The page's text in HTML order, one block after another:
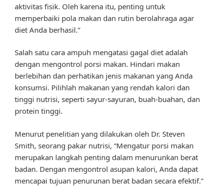
aktivitas fisik. Oleh karena itu, penting untuk
memperbaiki pola makan dan rutin berolahraga agar
diet Anda berhasil.”
Salah satu cara ampuh mengatasi gagal diet adalah
dengan mengontrol porsi makan. Hindari makan
berlebihan dan perhatikan jenis makanan yang Anda
konsumsi. Pilihlah makanan yang rendah kalori dan
tinggi nutrisi, seperti sayur-sayuran, buah-buahan, dan
protein tinggi.
Menurut penelitian yang dilakukan oleh Dr. Steven
Smith, seorang pakar nutrisi, “Mengatur porsi makan
merupakan langkah penting dalam menurunkan berat
badan. Dengan mengontrol asupan kalori, Anda dapat
mencapai tujuan penurunan berat badan secara efektif.”